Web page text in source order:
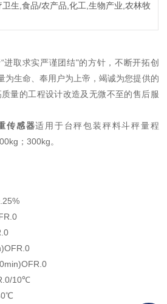
卫生,食品/农产品,化工,生物产业,农林牧
进取求实严谨团结"的方针，不断开拓创
为生命、奉用户为上帝，竭诚为您提供的
量的工程设计改造及无微不至的售后服
传感器适用于台秤包装秤料斗秤量程
；300kg。
10℃